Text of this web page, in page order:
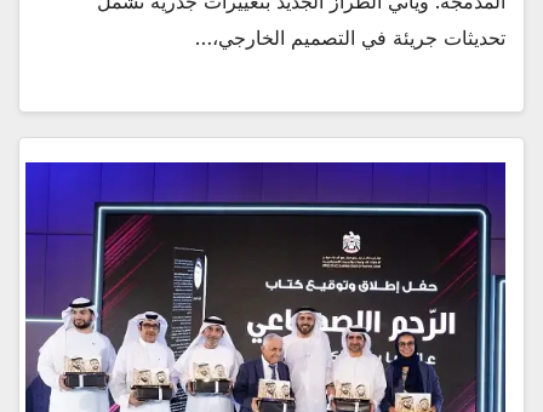
تحديثات جريئة في التصميم الخارجي،…